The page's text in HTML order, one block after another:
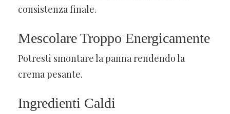
consistenza finale.
Mescolare Troppo Energicamente
Potresti smontare la panna rendendo la
crema pesante.
Ingredienti Caldi